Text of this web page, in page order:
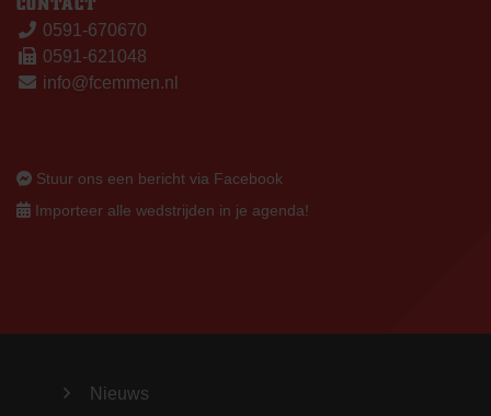
CONTACT
0591-670670
0591-621048
info@fcemmen.nl
Stuur ons een bericht via Facebook
Importeer alle wedstrijden in je agenda!
Nieuws